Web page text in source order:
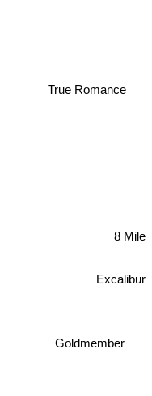
True Romance
8 Mile
Goldmember